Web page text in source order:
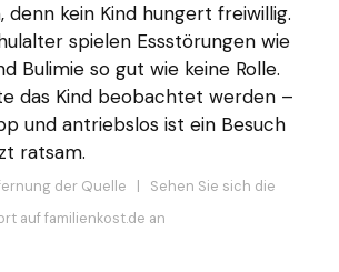
denn kein Kind hungert freiwillig.
spielen Essstörungen wie
Bulimie so gut wie keine Rolle.
das Kind beobachtet werden –
und antriebslos ist ein Besuch
ratsam.
der Quelle | Sehen Sie sich die
auf familienkost.de an